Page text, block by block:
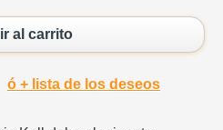
al carrito
ó + lista de los deseos